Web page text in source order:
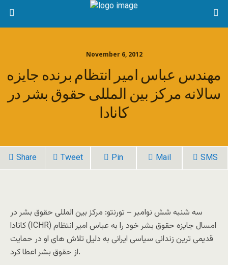
November 6, 2012
مهندس عباس امیر انتظام برنده جایزه
سالانه مرکز بین المللی حقوق بشر در
کانادا
Share Tweet Pin Mail SMS
سه شنبه شش نوامبر – تورنتو: مرکز بین المللی حقوق بشر در
کانادا (ICHR) امسال جایزه حقوق بشر خود را به عباس امیر انتظام
قدیمی ترین زندانی سیاسی ایرانی به دلیل تلاش های او در حمایت
از حقوق بشر اعطا کرد.